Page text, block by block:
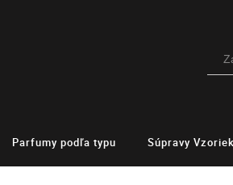
Parfumy podľa typu Súpravy Vzoriek